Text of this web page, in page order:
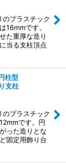
プラスチック
16mmです。
た重厚な造り
当る支柱頂点
柱型
支柱
プラスチック
です。円
った造りとな
固定用飾り台